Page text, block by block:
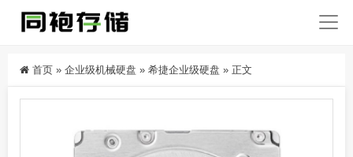
首页 » 企业级机械硬盘 » 希捷企业级硬盘 » 正文